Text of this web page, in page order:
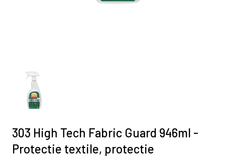
303 High Tech Fabric Guard 946ml -
Protectie textile, protectie